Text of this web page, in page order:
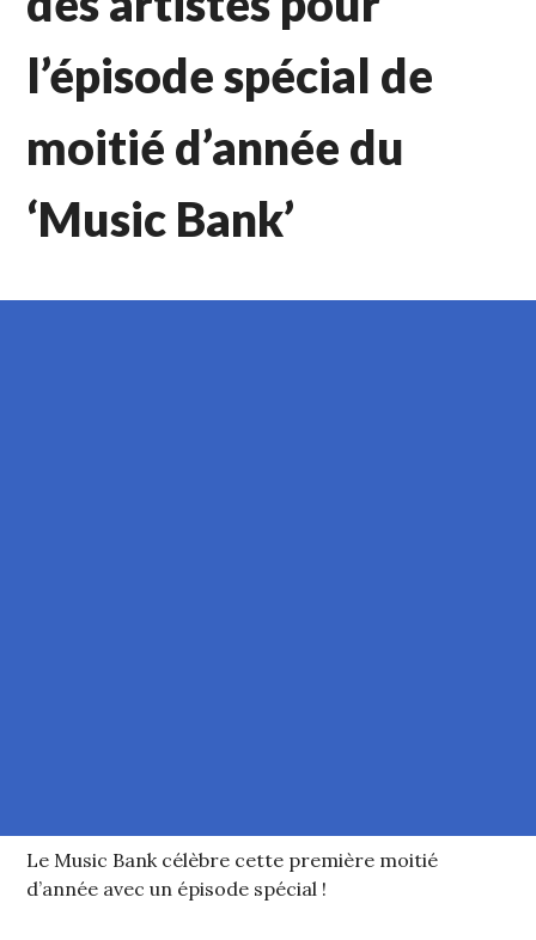
l’épisode spécial de
moitié d’année du
‘Music Bank’
Le Music Bank célèbre cette première moitié
d’année avec un épisode spécial !